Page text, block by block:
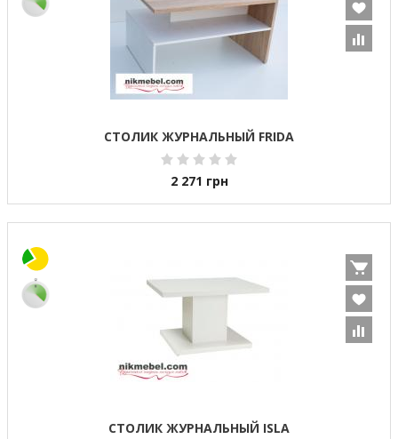
СТОЛИК ЖУРНАЛЬНЫЙ FRIDA
2 271 грн
СТОЛИК ЖУРНАЛЬНЫЙ ISLA